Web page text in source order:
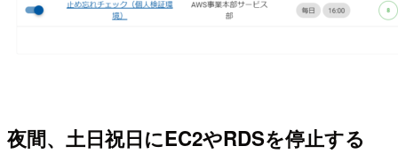
夜間、土日祝日にEC2やRDSを停止する